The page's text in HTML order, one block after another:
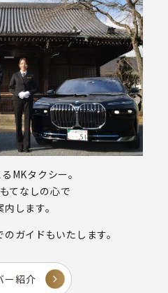
MKタクシー。
てなしの心で
します。
のガイドもいたします。
ー紹介